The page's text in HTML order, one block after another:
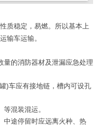
质稳定，易燃。所以基本上
输车运输。
量的消防器材及泄漏应急处理
)车应有接地链，槽内可设孔
混装混运。
中途停留时应远离火种、热